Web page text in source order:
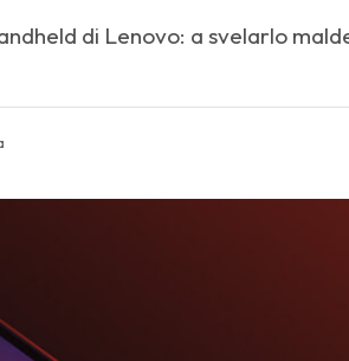
di Lenovo: a svelarlo